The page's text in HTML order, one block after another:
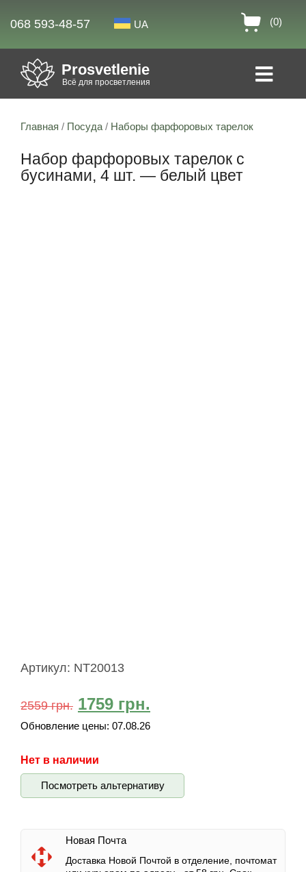
068 593-48-57 UA (0)
Prosvetlenie
Всё для просветления
Главная / Посуда / Наборы фарфоровых тарелок
Набор фарфоровых тарелок с
бусинами, 4 шт. — белый цвет
Артикул: NT20013
2559грн. 1759 грн.
Обновление цены: 07.08.26
Нет в наличии
Посмотреть альтернативу
Новая Почта
Доставка Новой Почтой в отделение, почтомат